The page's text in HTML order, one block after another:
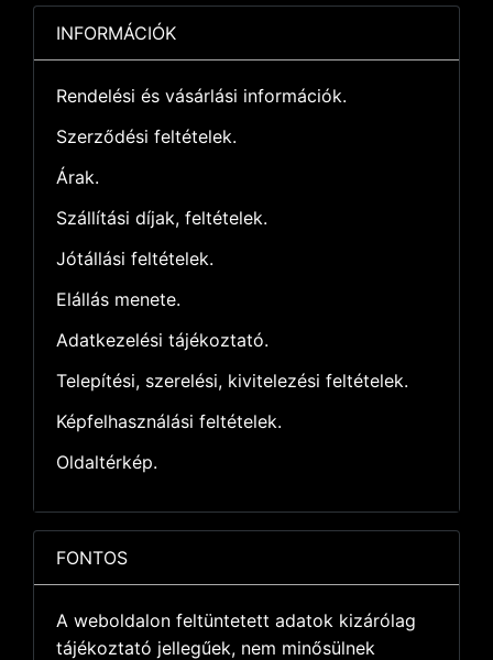
INFORMÁCIÓK
Rendelési és vásárlási információk.
Szerződési feltételek.
Árak.
Szállítási díjak, feltételek.
Jótállási feltételek.
Elállás menete.
Adatkezelési tájékoztató.
Telepítési, szerelési, kivitelezési feltételek.
Képfelhasználási feltételek.
Oldaltérkép.
FONTOS
A weboldalon feltüntetett adatok kizárólag
tájékoztató jellegűek, nem minősülnek